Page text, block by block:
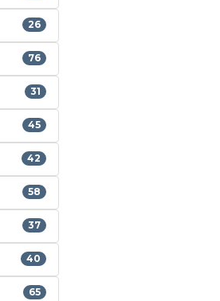
26
76
31
45
42
58
37
40
65